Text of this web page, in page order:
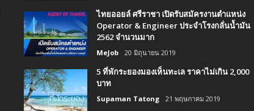
ไทยออยล์ ศรีราชา เปิดรับสมัครงานตำแหน่ง
Operator & Engineer ประจำโรงกลั่นน้ำมัน
2562 จำนวนมาก
MeJob 20 มิถุนายน 2019
5 ที่พักระยองมองเห็นทะเล ราคาไม่เกิน 2,000
บาท
Supaman Tatong 21 พฤษภาคม 2019